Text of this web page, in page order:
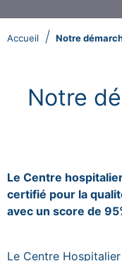
Fil d'Ariane
Accueil Notre
Notre
Le Centre
certifié pour la
avec un score de
Le Centre